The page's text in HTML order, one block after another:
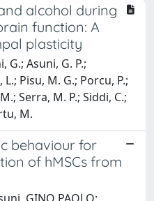
alcohol during
function: A
plasticity
G.; Asuni, G. P.;
Pisu, M. G.; Porcu, P.;
Serra, M. P.; Siddi, C.;
M.
behaviour for
of hMSCs from